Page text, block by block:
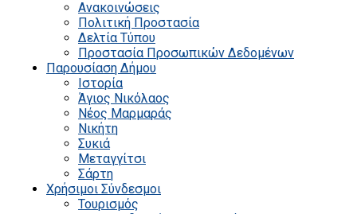
Ανακοινώσεις
Πολιτική Προστασία
Δελτία Τύπου
Προστασία Προσωπικών Δεδομένων
Παρουσίαση Δήμου
Ιστορία
Άγιος Νικόλαος
Νέος Μαρμαράς
Νικήτη
Συκιά
Μεταγγίτσι
Σάρτη
Χρήσιμοι Σύνδεσμοι
Τουρισμός